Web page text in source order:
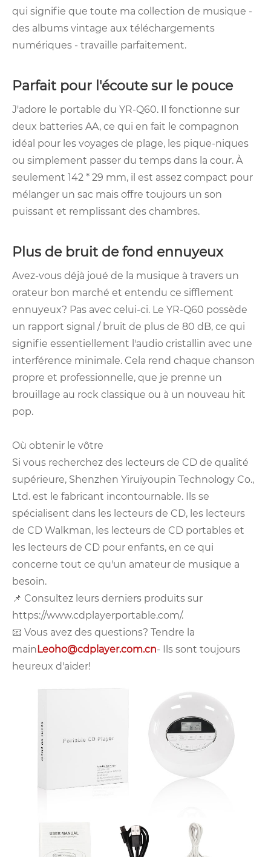
qui signifie que toute ma collection de musique -
des albums vintage aux téléchargements
numériques - travaille parfaitement.
Parfait pour l'écoute sur le pouce
J'adore le portable du YR-Q60. Il fonctionne sur
deux batteries AA, ce qui en fait le compagnon
idéal pour les voyages de plage, les pique-niques
ou simplement passer du temps dans la cour. À
seulement 142 * 29 mm, il est assez compact pour
mélanger un sac mais offre toujours un son
puissant et remplissant des chambres.
Plus de bruit de fond ennuyeux
Avez-vous déjà joué de la musique à travers un
orateur bon marché et entendu ce sifflement
ennuyeux? Pas avec celui-ci. Le YR-Q60 possède
un rapport signal / bruit de plus de 80 dB, ce qui
signifie essentiellement l'audio cristallin avec une
interférence minimale. Cela rend chaque chanson
propre et professionnelle, que je prenne un
brouillage au rock classique ou à un nouveau hit
pop.
Où obtenir le vôtre
Si vous recherchez des lecteurs de CD de qualité
supérieure, Shenzhen Yiruiyoupin Technology Co.,
Ltd. est le fabricant incontournable. Ils se
spécialisent dans les lecteurs de CD, les lecteurs
de CD Walkman, les lecteurs de CD portables et
les lecteurs de CD pour enfants, en ce qui
concerne tout ce qu'un amateur de musique a
besoin.
📌 Consultez leurs derniers produits sur
https://www.cdplayerportable.com/.
📧 Vous avez des questions? Tendre la
mainLeoho@cdplayer.com.cn- Ils sont toujours
heureux d'aider!